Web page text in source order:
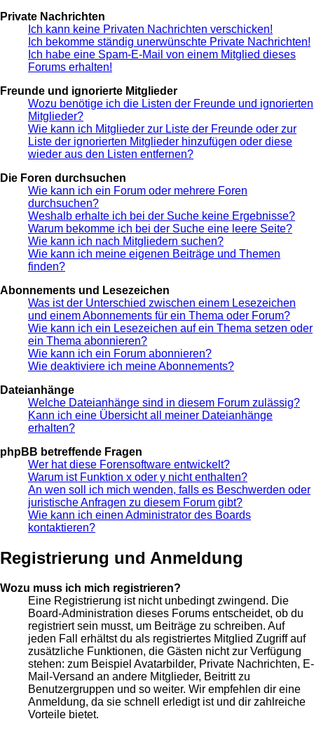
Private Nachrichten
Ich kann keine Privaten Nachrichten verschicken!
Ich bekomme ständig unerwünschte Private Nachrichten!
Ich habe eine Spam-E-Mail von einem Mitglied dieses
Forums erhalten!
Freunde und ignorierte Mitglieder
Wozu benötige ich die Listen der Freunde und ignorierten
Mitglieder?
Wie kann ich Mitglieder zur Liste der Freunde oder zur
Liste der ignorierten Mitglieder hinzufügen oder diese
wieder aus den Listen entfernen?
Die Foren durchsuchen
Wie kann ich ein Forum oder mehrere Foren
durchsuchen?
Weshalb erhalte ich bei der Suche keine Ergebnisse?
Warum bekomme ich bei der Suche eine leere Seite?
Wie kann ich nach Mitgliedern suchen?
Wie kann ich meine eigenen Beiträge und Themen
finden?
Abonnements und Lesezeichen
Was ist der Unterschied zwischen einem Lesezeichen
und einem Abonnements für ein Thema oder Forum?
Wie kann ich ein Lesezeichen auf ein Thema setzen oder
ein Thema abonnieren?
Wie kann ich ein Forum abonnieren?
Wie deaktiviere ich meine Abonnements?
Dateianhänge
Welche Dateianhänge sind in diesem Forum zulässig?
Kann ich eine Übersicht all meiner Dateianhänge
erhalten?
phpBB betreffende Fragen
Wer hat diese Forensoftware entwickelt?
Warum ist Funktion x oder y nicht enthalten?
An wen soll ich mich wenden, falls es Beschwerden oder
juristische Anfragen zu diesem Forum gibt?
Wie kann ich einen Administrator des Boards
kontaktieren?
Registrierung und Anmeldung
Wozu muss ich mich registrieren?
Eine Registrierung ist nicht unbedingt zwingend. Die
Board-Administration dieses Forums entscheidet, ob du
registriert sein musst, um Beiträge zu schreiben. Auf
jeden Fall erhältst du als registriertes Mitglied Zugriff auf
zusätzliche Funktionen, die Gästen nicht zur Verfügung
stehen: zum Beispiel Avatarbilder, Private Nachrichten, E-
Mail-Versand an andere Mitglieder, Beitritt zu
Benutzergruppen und so weiter. Wir empfehlen dir eine
Anmeldung, da sie schnell erledigt ist und dir zahlreiche
Vorteile bietet.